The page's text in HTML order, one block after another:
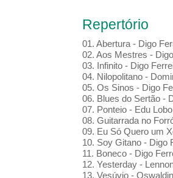
Repertório
01. Abertura - Digo
02. Aos Mestres -
03. Infinito - Digo
04. Nilopolitano -
05. Os Sinos - Digo
06. Blues do Sertão -
07. Ponteio - Edu
08. Guitarrada no
09. Eu Só Quero um
10. Soy Gitano - Digo
11. Boneco - Digo
12. Yesterday -
13. Vesúvio -